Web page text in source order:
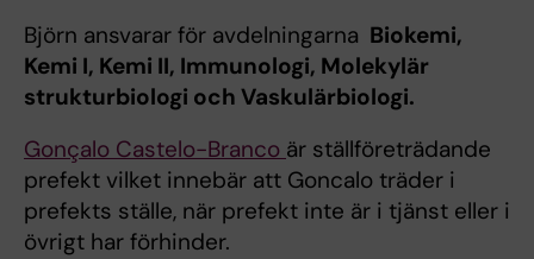
Björn ansvarar för avdelningarna Biokemi,
Kemi I, Kemi II, Immunologi, Molekylär
strukturbiologi och Vaskulärbiologi.
Gonçalo Castelo-Branco är ställföreträdande
prefekt vilket innebär att Goncalo träder i
prefekts ställe, när prefekt inte är i tjänst eller i
övrigt har förhinder.